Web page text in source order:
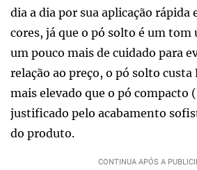
dia a dia por sua aplicação rápida
cores, já que o pó solto é um tom
um pouco mais de cuidado para
relação ao preço, o pó solto
mais elevado que o pó compacto
justificado pelo acabamento
do produto.